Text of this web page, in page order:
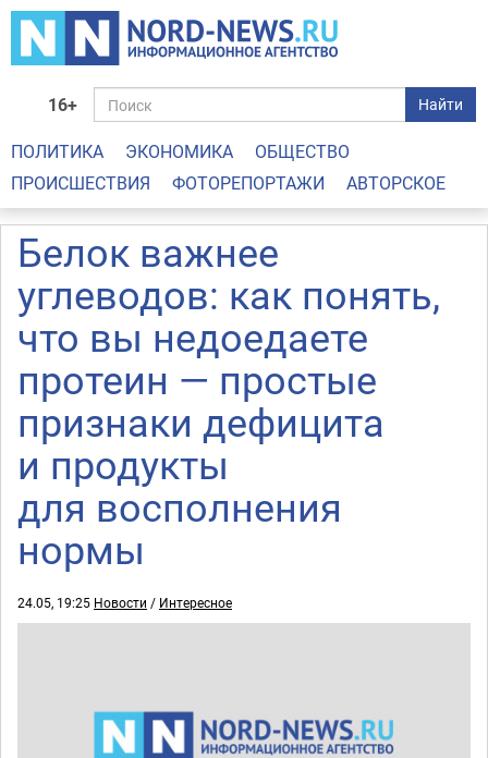
16+ Найти
ПОЛИТИКА ЭКОНОМИКА
ОБЩЕСТВО
ПРОИСШЕСТВИЯ
ФОТОРЕПОРТАЖИ АВТОРСКОЕ
Белок важнее
углеводов: как понять,
что вы недоедаете
протеин — простые
признаки дефицита
и продукты
для восполнения
нормы
24.05, 19:25 Новости / Интересное